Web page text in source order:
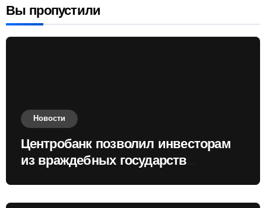
Вы пропустили
Новости
Центробанк позволил инвесторам
из враждебных государств